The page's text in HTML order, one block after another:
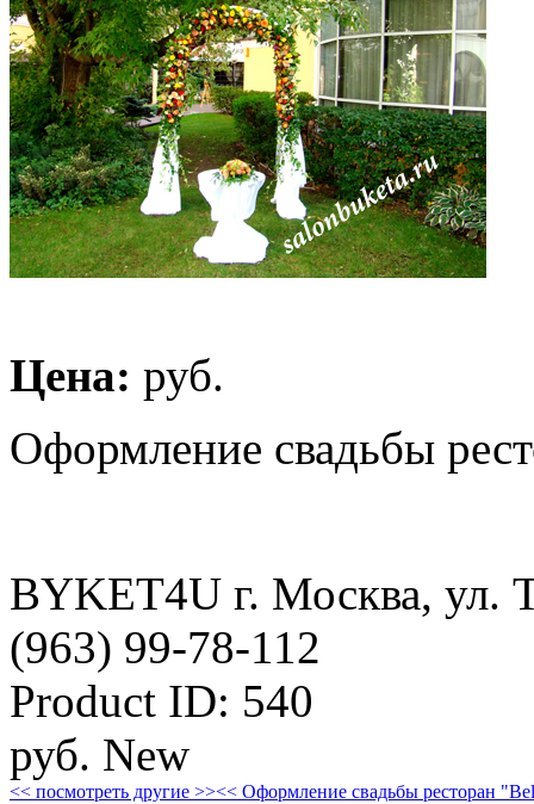
Цена: руб.
Оформление свадьбы
BYKET4U г. Москва, ул.
(963) 99-78-112
Product ID: 540
руб. New
<< посмотреть другие >><< Оформление свадьбы ресторан